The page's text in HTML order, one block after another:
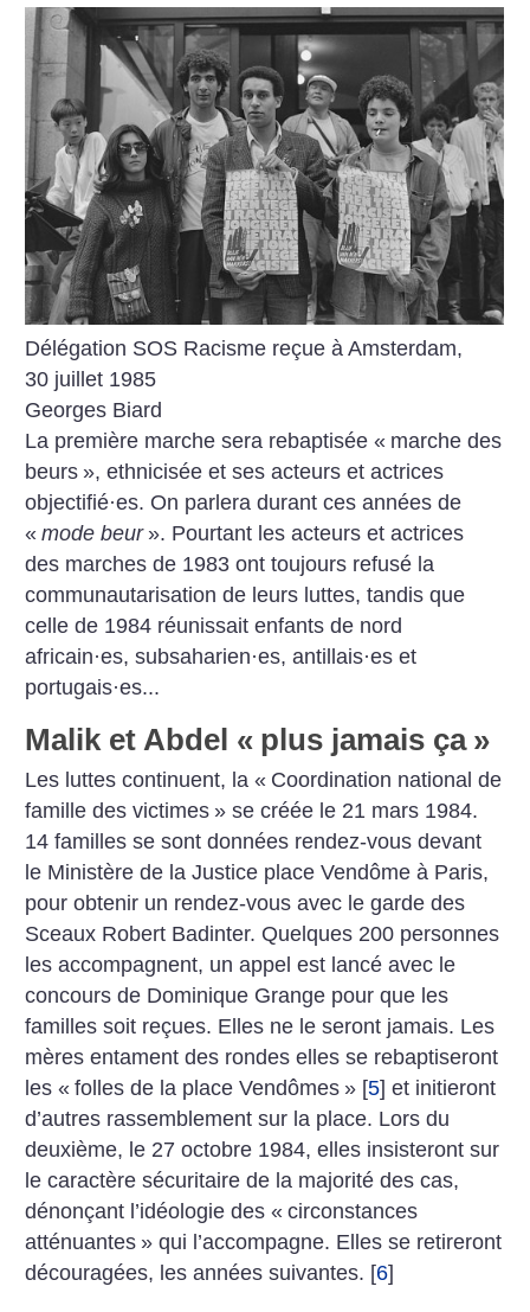
Délégation SOS Racisme reçue à Amsterdam,
30 juillet 1985
Georges Biard
La première marche sera rebaptisée « marche des
beurs », ethnicisée et ses acteurs et actrices
objectifié·es. On parlera durant ces années de
« mode beur ». Pourtant les acteurs et actrices
des marches de 1983 ont toujours refusé la
communautarisation de leurs luttes, tandis que
celle de 1984 réunissait enfants de nord
africain·es, subsaharien·es, antillais·es et
portugais·es...
Malik et Abdel « plus jamais ça »
Les luttes continuent, la « Coordination national de
famille des victimes » se créée le 21 mars 1984.
14 familles se sont données rendez-vous devant
le Ministère de la Justice place Vendôme à Paris,
pour obtenir un rendez-vous avec le garde des
Sceaux Robert Badinter. Quelques 200 personnes
les accompagnent, un appel est lancé avec le
concours de Dominique Grange pour que les
familles soit reçues. Elles ne le seront jamais. Les
mères entament des rondes elles se rebaptiseront
les « folles de la place Vendômes » [5] et initieront
d’autres rassemblement sur la place. Lors du
deuxième, le 27 octobre 1984, elles insisteront sur
le caractère sécuritaire de la majorité des cas,
dénonçant l’idéologie des « circonstances
atténuantes » qui l’accompagne. Elles se retireront
découragées, les années suivantes. [6]